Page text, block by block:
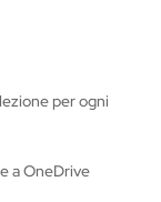
per ogni
a OneDrive